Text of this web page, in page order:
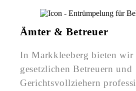
Ämter & Betreuer
In Markkleeberg bieten wir
gesetzlichen Betreuern und
Gerichtsvollziehern